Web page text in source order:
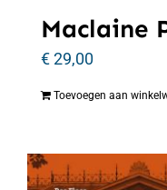
Maclaine
€29,00
Toevoegen aan